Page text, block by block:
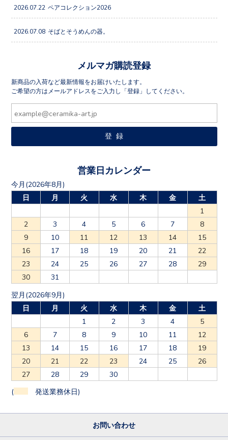
ご希望の方はメールアドレスをご入力し「登録」してください。
日
月 火 水 木 金
土
1
2
3 4 5 6 7
8
9
10 11 12 13 14
15
16
17 18 19 20 21
22
23
24 25 26 27 28
29
30
31
日
月 火 水 木 金
土
1
2 3 4
5
6
7 8 9 10 11
12
13
14 15 16 17 18
19
20
21 22 23 24 25
26
27
28 29 30